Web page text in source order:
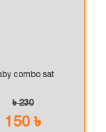
combo sat
৳ 230
150 ৳